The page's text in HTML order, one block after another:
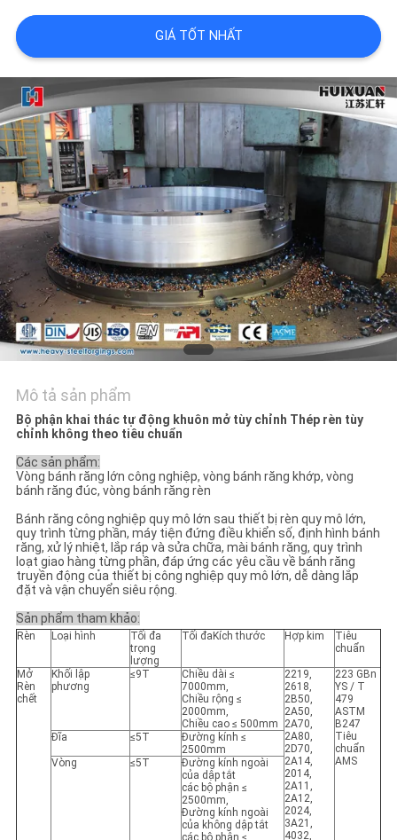
SƠ
ĐỒ
TRANG
WEB
PRIVACY
POLICY
GIÁ TỐT NHẤT
Mô tả sản phẩm
Bộ phận khai thác tự động khuôn mở tùy chỉnh Thép rèn tùy
chỉnh không theo tiêu chuẩn
Các sản phẩm:
Vòng bánh răng lớn công nghiệp, vòng bánh răng khớp, vòng
bánh răng đúc, vòng bánh răng rèn
Bánh răng công nghiệp quy mô lớn sau thiết bị rèn quy mô lớn,
quy trình từng phần, máy tiện đứng điều khiển số, định hình bánh
răng, xử lý nhiệt, lắp ráp và sửa chữa, mài bánh răng, quy trình
loạt giao hàng từng phần, đáp ứng các yêu cầu về bánh răng
truyền động của thiết bị công nghiệp quy mô lớn, dễ dàng lắp
đặt và vận chuyển siêu rộng.
Sản phẩm tham khảo:
Rèn Loại hình
Tối đa
trọng
lượng
Tối đaKích thước Hợp kim
Tiêu
chuẩn
Mở
Rèn
chết
Khối lập
phương
≤9T
Chiều dài ≤
7000mm,
Chiều rộng ≤
2000mm,
Chiều cao ≤ 500mm
2219,
2618,
2B50,
2A50,
2A70,
2A80,
2D70,
2A14,
2014,
2A11,
2A12,
2024,
3A21,
4032,
223 GBn
YS / T
479
ASTM
B247
Tiêu
chuẩn
AMS
Đĩa ≤5T
Đường kính ≤
2500mm
Vòng
≤5T
Đường kính ngoài
của dập tắt
các bộ phận ≤
2500mm,
Đường kính ngoài
của không dập tắt